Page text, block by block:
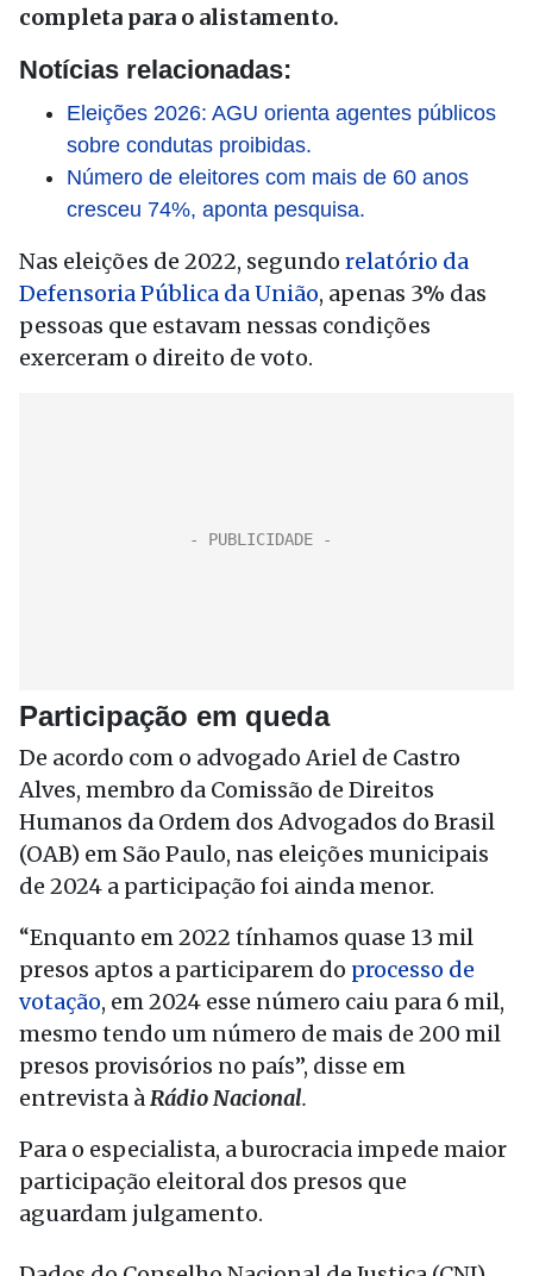
completa para o alistamento.
Notícias relacionadas:
Eleições 2026: AGU orienta agentes públicos
sobre condutas proibidas.
Número de eleitores com mais de 60 anos
cresceu 74%, aponta pesquisa.
Nas eleições de 2022, segundo relatório da
Defensoria Pública da União, apenas 3% das
pessoas que estavam nessas condições
exerceram o direito de voto.
Participação em queda
De acordo com o advogado Ariel de Castro
Alves, membro da Comissão de Direitos
Humanos da Ordem dos Advogados do Brasil
(OAB) em São Paulo, nas eleições municipais
de 2024 a participação foi ainda menor.
“Enquanto em 2022 tínhamos quase 13 mil
presos aptos a participarem do processo de
votação, em 2024 esse número caiu para 6 mil,
mesmo tendo um número de mais de 200 mil
presos provisórios no país”, disse em
entrevista àRádio Nacional.
Para o especialista, a burocracia impede maior
participação eleitoral dos presos que
aguardam julgamento.